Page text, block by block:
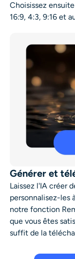
Choisissez
16:9, 4:3, 9:16 et
Générer et
Laissez l'IA créer
personnalisez-les
notre fonction
que vous êtes
suffit de la